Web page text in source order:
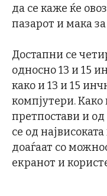
да се каже ќе
пазарот и мака
Достапни се
односно 13 и 15
како и 13 и 15
компјутери.
претпостави и
се од
доаѓаат со
екранот и